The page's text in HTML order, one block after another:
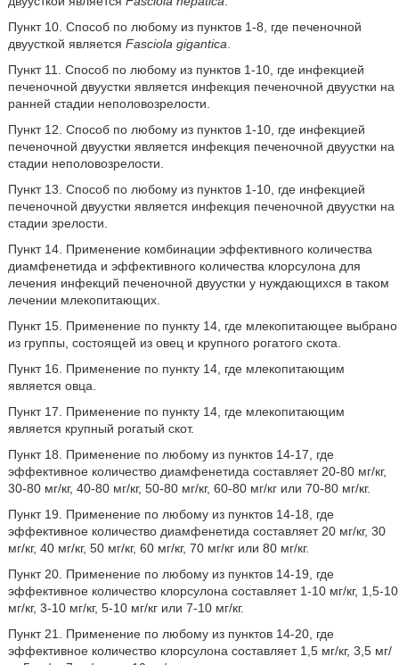
Пункт 10. Способ по любому из пунктов 1-8, где печеночной
двуусткой является Fasciola gigantica
Пункт 11. Способ по любому из пунктов 1-10, где инфекцией
печеночной двуустки является инфекция печеночной двуустки на
ранней стадии неполовозрелости.
Пункт 12. Способ по любому из пунктов 1-10, где инфекцией
печеночной двуустки является инфекция печеночной двуустки на
стадии неполовозрелости.
Пункт 13. Способ по любому из пунктов 1-10, где инфекцией
печеночной двуустки является инфекция печеночной двуустки на
стадии зрелости.
Пункт 14. Применение комбинации эффективного количества
диамфенетида и эффективного количества клорсулона для
лечения инфекций печеночной двуустки у нуждающихся в таком
лечении млекопитающих.
Пункт 15. Применение по пункту 14, где млекопитающее выбрано
из группы, состоящей из овец и крупного рогатого скота.
Пункт 16. Применение по пункту 14, где млекопитающим
является овца.
Пункт 17. Применение по пункту 14, где млекопитающим
является крупный рогатый скот.
Пункт 18. Применение по любому из пунктов 14-17, где
эффективное количество диамфенетида составляет 20-80 мг/кг,
30-80 мг/кг, 40-80 мг/кг, 50-80 мг/кг, 60-80 мг/кг или 70-80 мг/кг.
Пункт 19. Применение по любому из пунктов 14-18, где
эффективное количество диамфенетида составляет 20 мг/кг, 30
мг/кг, 40 мг/кг, 50 мг/кг, 60 мг/кг, 70 мг/кг или 80 мг/кг.
Пункт 20. Применение по любому из пунктов 14-19, где
эффективное количество клорсулона составляет 1-10 мг/кг, 1,5-10
мг/кг, 3-10 мг/кг, 5-10 мг/кг или 7-10 мг/кг.
Пункт 21. Применение по любому из пунктов 14-20, где
эффективное количество клорсулона составляет 1,5 мг/кг, 3,5 мг/